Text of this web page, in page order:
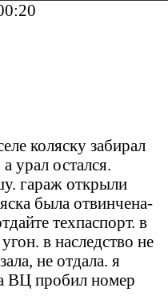
коляску забирал
урал остался.
гараж открыли
была отвинчена-
техпаспорт. в
в наследство не
не отдала. я
ВЦ пробил номер